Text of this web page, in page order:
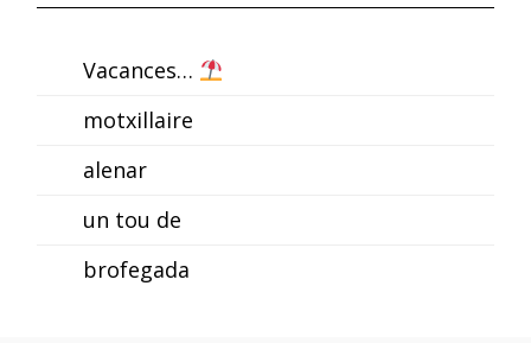
Vacances…
motxillaire
alenar
un tou de
brofegada